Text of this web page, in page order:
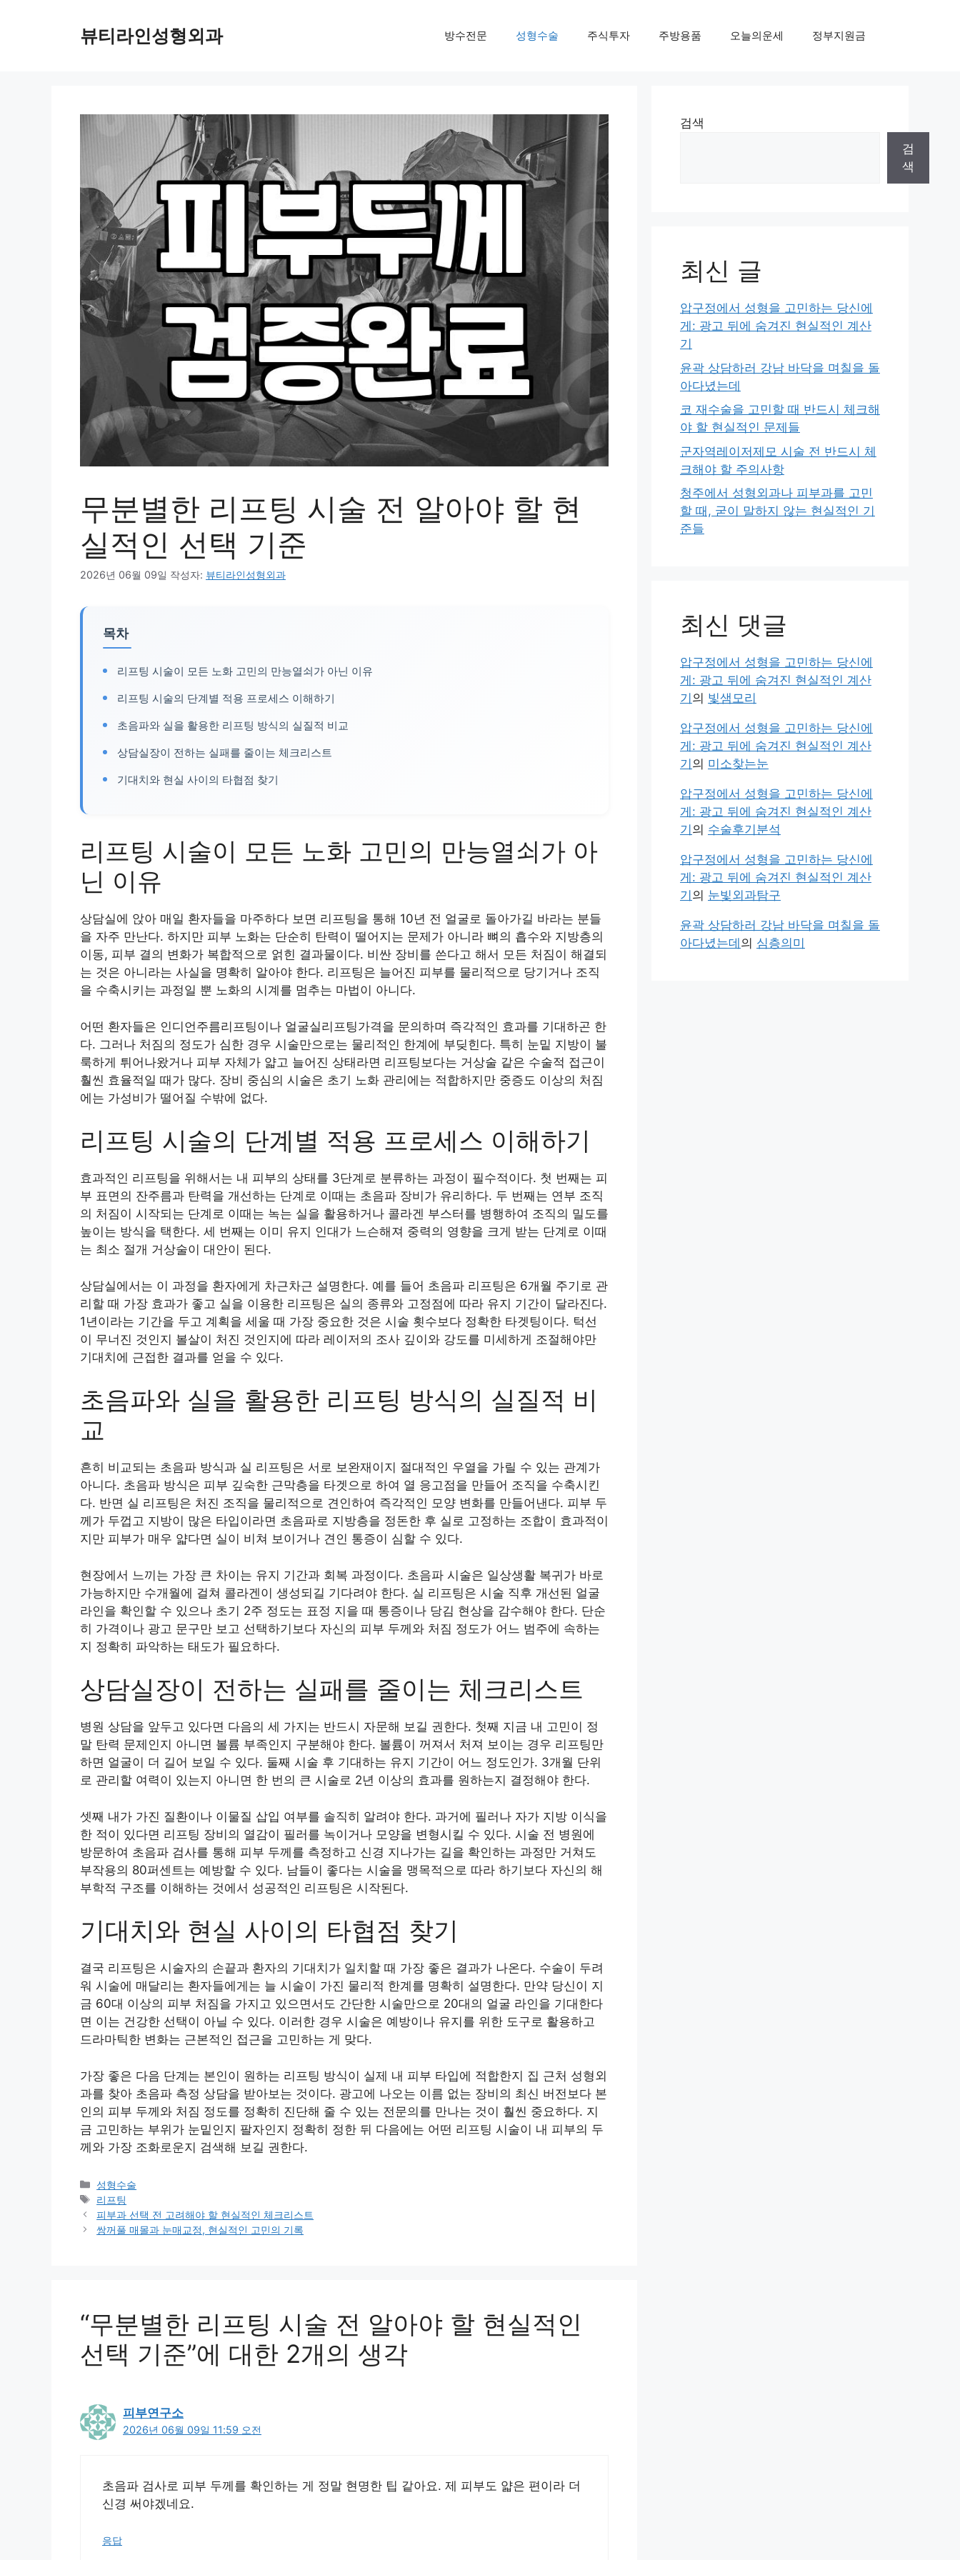
뷰티라인성형외과 방수전문 성형수술 주식투자 주방용품 오늘의운세 정부지원금
무분별한 리프팅 시술 전 알아야 할 현
실적인 선택 기준
2026년 06월 09일 작성자: 뷰티라인성형외과
목차
리프팅 시술이 모든 노화 고민의 만능열쇠가 아닌 이유
리프팅 시술의 단계별 적용 프로세스 이해하기
초음파와 실을 활용한 리프팅 방식의 실질적 비교
상담실장이 전하는 실패를 줄이는 체크리스트
기대치와 현실 사이의 타협점 찾기
리프팅 시술이 모든 노화 고민의 만능열쇠가 아
닌 이유
상담실에 앉아 매일 환자들을 마주하다 보면 리프팅을 통해 10년 전 얼굴로 돌아가길 바라는 분들
을 자주 만난다. 하지만 피부 노화는 단순히 탄력이 떨어지는 문제가 아니라 뼈의 흡수와 지방층의
이동, 피부 결의 변화가 복합적으로 얽힌 결과물이다. 비싼 장비를 쓴다고 해서 모든 처짐이 해결되
는 것은 아니라는 사실을 명확히 알아야 한다. 리프팅은 늘어진 피부를 물리적으로 당기거나 조직
을 수축시키는 과정일 뿐 노화의 시계를 멈추는 마법이 아니다.
어떤 환자들은 인디언주름리프팅이나 얼굴실리프팅가격을 문의하며 즉각적인 효과를 기대하곤 한
다. 그러나 처짐의 정도가 심한 경우 시술만으로는 물리적인 한계에 부딪힌다. 특히 눈밑 지방이 불
룩하게 튀어나왔거나 피부 자체가 얇고 늘어진 상태라면 리프팅보다는 거상술 같은 수술적 접근이
훨씬 효율적일 때가 많다. 장비 중심의 시술은 초기 노화 관리에는 적합하지만 중증도 이상의 처짐
에는 가성비가 떨어질 수밖에 없다.
리프팅 시술의 단계별 적용 프로세스 이해하기
효과적인 리프팅을 위해서는 내 피부의 상태를 3단계로 분류하는 과정이 필수적이다. 첫 번째는 피
부 표면의 잔주름과 탄력을 개선하는 단계로 이때는 초음파 장비가 유리하다. 두 번째는 연부 조직
의 처짐이 시작되는 단계로 이때는 녹는 실을 활용하거나 콜라겐 부스터를 병행하여 조직의 밀도를
높이는 방식을 택한다. 세 번째는 이미 유지 인대가 느슨해져 중력의 영향을 크게 받는 단계로 이때
는 최소 절개 거상술이 대안이 된다.
상담실에서는 이 과정을 환자에게 차근차근 설명한다. 예를 들어 초음파 리프팅은 6개월 주기로 관
리할 때 가장 효과가 좋고 실을 이용한 리프팅은 실의 종류와 고정점에 따라 유지 기간이 달라진다.
1년이라는 기간을 두고 계획을 세울 때 가장 중요한 것은 시술 횟수보다 정확한 타겟팅이다. 턱선
이 무너진 것인지 볼살이 처진 것인지에 따라 레이저의 조사 깊이와 강도를 미세하게 조절해야만
기대치에 근접한 결과를 얻을 수 있다.
초음파와 실을 활용한 리프팅 방식의 실질적 비
교
흔히 비교되는 초음파 방식과 실 리프팅은 서로 보완재이지 절대적인 우열을 가릴 수 있는 관계가
아니다. 초음파 방식은 피부 깊숙한 근막층을 타겟으로 하여 열 응고점을 만들어 조직을 수축시킨
다. 반면 실 리프팅은 처진 조직을 물리적으로 견인하여 즉각적인 모양 변화를 만들어낸다. 피부 두
께가 두껍고 지방이 많은 타입이라면 초음파로 지방층을 정돈한 후 실로 고정하는 조합이 효과적이
지만 피부가 매우 얇다면 실이 비쳐 보이거나 견인 통증이 심할 수 있다.
현장에서 느끼는 가장 큰 차이는 유지 기간과 회복 과정이다. 초음파 시술은 일상생활 복귀가 바로
가능하지만 수개월에 걸쳐 콜라겐이 생성되길 기다려야 한다. 실 리프팅은 시술 직후 개선된 얼굴
라인을 확인할 수 있으나 초기 2주 정도는 표정 지을 때 통증이나 당김 현상을 감수해야 한다. 단순
히 가격이나 광고 문구만 보고 선택하기보다 자신의 피부 두께와 처짐 정도가 어느 범주에 속하는
지 정확히 파악하는 태도가 필요하다.
상담실장이 전하는 실패를 줄이는 체크리스트
병원 상담을 앞두고 있다면 다음의 세 가지는 반드시 자문해 보길 권한다. 첫째 지금 내 고민이 정
말 탄력 문제인지 아니면 볼륨 부족인지 구분해야 한다. 볼륨이 꺼져서 처져 보이는 경우 리프팅만
하면 얼굴이 더 길어 보일 수 있다. 둘째 시술 후 기대하는 유지 기간이 어느 정도인가. 3개월 단위
로 관리할 여력이 있는지 아니면 한 번의 큰 시술로 2년 이상의 효과를 원하는지 결정해야 한다.
셋째 내가 가진 질환이나 이물질 삽입 여부를 솔직히 알려야 한다. 과거에 필러나 자가 지방 이식을
한 적이 있다면 리프팅 장비의 열감이 필러를 녹이거나 모양을 변형시킬 수 있다. 시술 전 병원에
방문하여 초음파 검사를 통해 피부 두께를 측정하고 신경 지나가는 길을 확인하는 과정만 거쳐도
부작용의 80퍼센트는 예방할 수 있다. 남들이 좋다는 시술을 맹목적으로 따라 하기보다 자신의 해
부학적 구조를 이해하는 것에서 성공적인 리프팅은 시작된다.
기대치와 현실 사이의 타협점 찾기
결국 리프팅은 시술자의 손끝과 환자의 기대치가 일치할 때 가장 좋은 결과가 나온다. 수술이 두려
워 시술에 매달리는 환자들에게는 늘 시술이 가진 물리적 한계를 명확히 설명한다. 만약 당신이 지
금 60대 이상의 피부 처짐을 가지고 있으면서도 간단한 시술만으로 20대의 얼굴 라인을 기대한다
면 이는 건강한 선택이 아닐 수 있다. 이러한 경우 시술은 예방이나 유지를 위한 도구로 활용하고
드라마틱한 변화는 근본적인 접근을 고민하는 게 맞다.
가장 좋은 다음 단계는 본인이 원하는 리프팅 방식이 실제 내 피부 타입에 적합한지 집 근처 성형외
과를 찾아 초음파 측정 상담을 받아보는 것이다. 광고에 나오는 이름 없는 장비의 최신 버전보다 본
인의 피부 두께와 처짐 정도를 정확히 진단해 줄 수 있는 전문의를 만나는 것이 훨씬 중요하다. 지
금 고민하는 부위가 눈밑인지 팔자인지 정확히 정한 뒤 다음에는 어떤 리프팅 시술이 내 피부의 두
께와 가장 조화로운지 검색해 보길 권한다.
카
테
고
리
성형수술
태
그
리프팅
피부과 선택 전 고려해야 할 현실적인 체크리스트
쌍꺼풀 매몰과 눈매교정, 현실적인 고민의 기록
“무분별한 리프팅 시술 전 알아야 할 현실적인
선택 기준”에 대한 2개의 생각
피부연구소
2026년 06월 09일 11:59 오전
초음파 검사로 피부 두께를 확인하는 게 정말 현명한 팁 같아요. 제 피부도 얇은 편이라 더
신경 써야겠네요.
응답
검색
검
색
최신 글
압구정에서 성형을 고민하는 당신에
게: 광고 뒤에 숨겨진 현실적인 계산
기
윤곽 상담하러 강남 바닥을 며칠을 돌
아다녔는데
코 재수술을 고민할 때 반드시 체크해
야 할 현실적인 문제들
군자역레이저제모 시술 전 반드시 체
크해야 할 주의사항
청주에서 성형외과나 피부과를 고민
할 때, 굳이 말하지 않는 현실적인 기
준들
최신 댓글
압구정에서 성형을 고민하는 당신에
게: 광고 뒤에 숨겨진 현실적인 계산
기 의 빛샘모리
압구정에서 성형을 고민하는 당신에
게: 광고 뒤에 숨겨진 현실적인 계산
기 의 미소찾는눈
압구정에서 성형을 고민하는 당신에
게: 광고 뒤에 숨겨진 현실적인 계산
기 의 수술후기분석
압구정에서 성형을 고민하는 당신에
게: 광고 뒤에 숨겨진 현실적인 계산
기 의 눈빛외과탐구
윤곽 상담하러 강남 바닥을 며칠을 돌
아다녔는데 의 심층의미